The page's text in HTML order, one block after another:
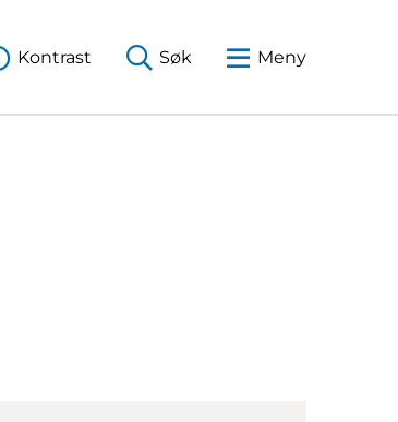
Kontrast Søk Meny